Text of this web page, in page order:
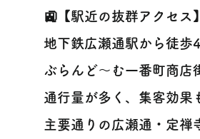
🚉【駅近の抜群アクセス
地下鉄広瀬通駅から徒歩
ぶらんど〜む一番町商店
通行量が多く、集客効果
主要通りの広瀬通・定禅